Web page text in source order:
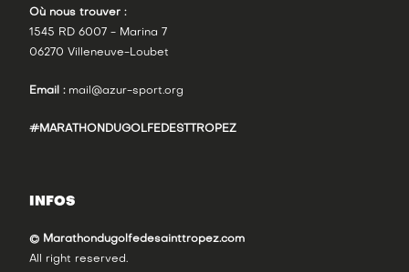
Où nous trouver :
1545 RD 6007 - Marina 7
06270 Villeneuve-Loubet
Email : mail@azur-sport.org
#MARATHONDUGOLFEDESTTROPEZ
INFOS
© Marathondugolfedesainttropez.com
All right reserved.